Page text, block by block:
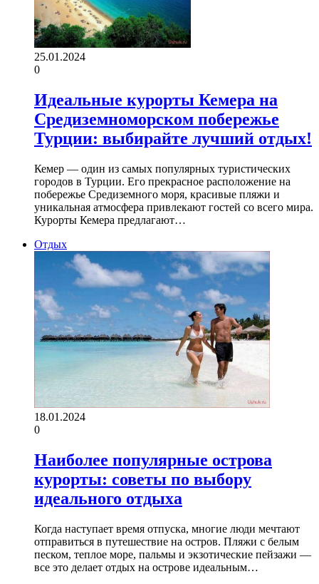
25.01.2024
0
Идеальные курорты Кемера на
Средиземноморском побережье
Турции: выбирайте лучший отдых!
Кемер — один из самых популярных туристических
городов в Турции. Его прекрасное расположение на
побережье Средиземного моря, красивые пляжи и
уникальная атмосфера привлекают гостей со всего мира.
Курорты Кемера предлагают…
Отдых
18.01.2024
0
Наиболее популярные острова
курорты: советы по выбору
идеального отдыха
Когда наступает время отпуска, многие люди мечтают
отправиться в путешествие на остров. Пляжи с белым
песком, теплое море, пальмы и экзотические пейзажи —
все это делает отдых на острове идеальным…